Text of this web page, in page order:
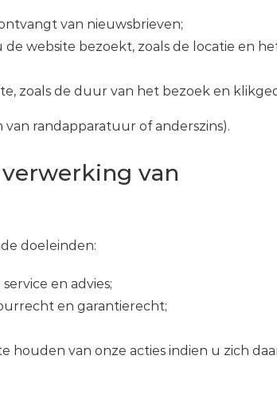
van nieuwsbrieven;
website bezoekt, zoals de locatie en
zoals de duur van het bezoek en
randapparatuur of anderszins).
van
doeleinden:
en advies;
en garantierecht;
houden van onze acties indien u zich